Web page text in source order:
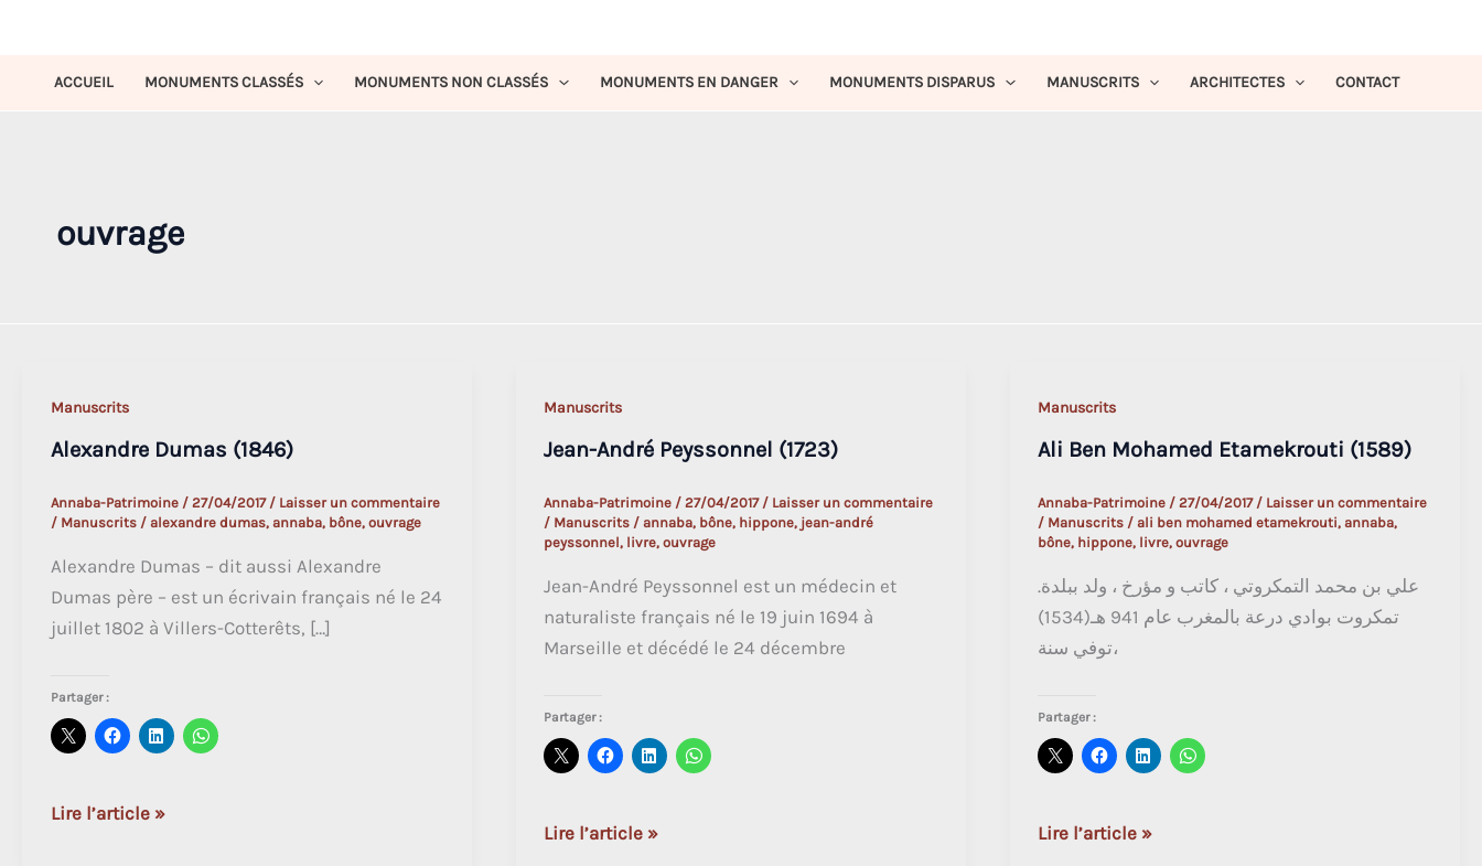
contenuACCUEIL MONUMENTS CLASSÉS MONUMENTS NON CLASSÉS MONUMENTS EN DANGER MONUMENTS DISPARUS MANUSCRITS ARCHITECTES CONTACT
ouvrage
Manuscrits
Alexandre Dumas (1846)
Annaba-Patrimoine / 27/04/2017 / Laisser un commentaire
/ Manuscrits/ alexandre dumas, annaba, bône, ouvrage
Alexandre Dumas – dit aussi Alexandre
Dumas père – est un écrivain français né le 24
juillet 1802 à Villers-Cotterêts, […]
Partager :
Alexandre
Lire l’article »
Manuscrits
Jean-André Peyssonnel (1723)
Annaba-Patrimoine /27/04/2017 / Laisser un commentaire
/ Manuscrits /annaba, bône, hippone, jean-andré
peyssonnel, livre,ouvrage
Jean-André Peyssonnel est un médecin et
naturaliste français né le 19 juin 1694 à
Marseille et décédé le 24 décembre
Partager :
Jean-
Lire l’article »
Manuscrits
Ali Ben Mohamed Etamekrouti (1589)
Annaba-Patrimoine /27/04/2017 / Laisser un commentaire
/ Manuscrits /ali ben mohamed etamekrouti,annaba,
bône, hippone, livre,ouvrage
.علي بن محمد التمكروتي ، كاتب و مؤرخ ، ولد ببلدة
تمكروت بوادي درعة بالمغرب عام 941 هـ(1534)
،توفي سنة
Partager :
Ali
Lire l’article »